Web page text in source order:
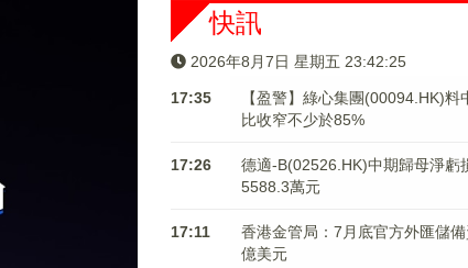
快訊
2026年8月7日 星期五 23:42:27
17:35
【盈警】綠心集團(00094.HK)料
比收窄不少於85%
17:26
德適-B(02526.HK)中期歸母淨虧
5588.3萬元
17:11
香港金管局：7月底官方外匯儲
億美元